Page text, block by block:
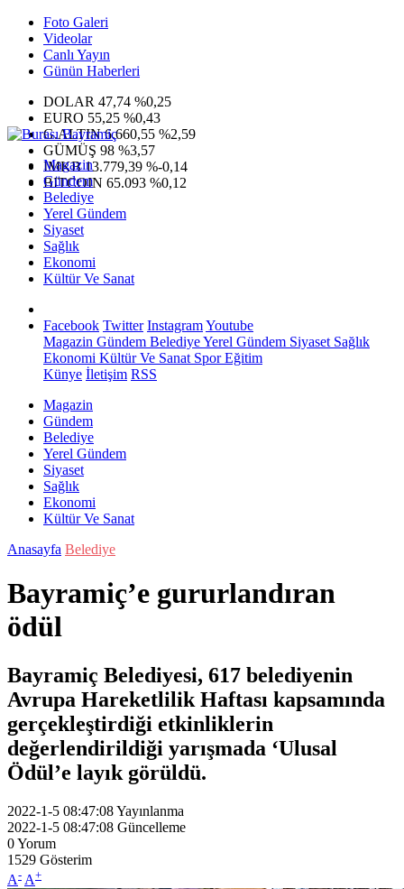
Foto Galeri
Videolar
Canlı Yayın
Günün Haberleri
DOLAR 47,74 %0,25
EURO 55,25 %0,43
G.ALTIN6.660,55 %2,59
GÜMÜŞ 98 %3,57
IMKB13.779,39 %-0,14
BITCOIN 65.093 %0,12
Magazin
Gündem
Belediye
Yerel Gündem
Siyaset
Sağlık
Ekonomi
Kültür Ve Sanat
Facebook Twitter InstagramYoutube
Magazin Gündem BelediyeYerel Gündem Siyaset Sağlık
Ekonomi Kültür Ve Sanat SporEğitim
Künye İletişim RSS
Magazin
Gündem
Belediye
Yerel Gündem
Siyaset
Sağlık
Ekonomi
Kültür Ve Sanat
Anasayfa Belediye
Bayramiç’e gururlandıran
ödül
Bayramiç Belediyesi, 617 belediyenin
Avrupa Hareketlilik Haftası kapsamında
gerçekleştirdiği etkinliklerin
değerlendirildiği yarışmada ‘Ulusal
Ödül’e layık görüldü.
2022-1-5 08:47:08Yayınlanma
2022-1-5 08:47:08 Güncelleme
0Yorum
1529 Gösterim
A- A+